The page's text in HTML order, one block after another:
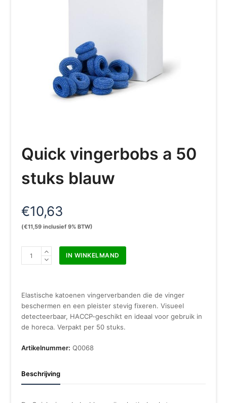
Quick vingerbobs a 50
stuks blauw
€10,63
(€11,59 inclusief 9% BTW)
vingerbobs
stuks
blauw
aantal
IN WINKELMAND
Elastische katoenen vingerverbanden die de vinger
beschermen en een pleister stevig fixeren. Visueel
detecteerbaar, HACCP-geschikt en ideaal voor gebruik in
de horeca. Verpakt per 50 stuks.
Artikelnummer: Q0068
Beschrijving